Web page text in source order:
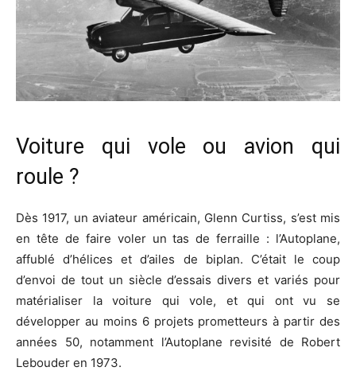
Voiture qui vole ou avion qui
roule ?
Dès 1917, un aviateur américain, Glenn Curtiss, s’est mis
en tête de faire voler un tas de ferraille : l’Autoplane,
affublé d’hélices et d’ailes de biplan. C’était le coup
d’envoi de tout un siècle d’essais divers et variés pour
matérialiser la voiture qui vole, et qui ont vu se
développer au moins 6 projets prometteurs à partir des
années 50, notamment l’Autoplane revisité de Robert
Lebouder en 1973.